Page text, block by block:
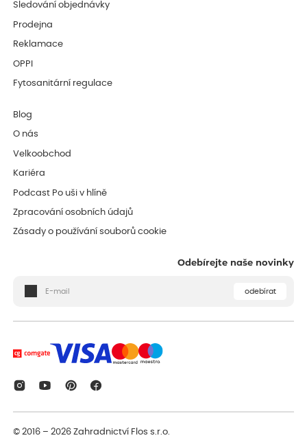
Sledování objednávky
Prodejna
Reklamace
OPPI
Fytosanitární regulace
Blog
O nás
Velkoobchod
Kariéra
Podcast Po uši v hlíně
Zpracování osobních údajů
Zásady o používání souborů cookie
Odebírejte naše novinky
odebírat
© 2016 – 2026Zahradnictví Flos s.r.o.